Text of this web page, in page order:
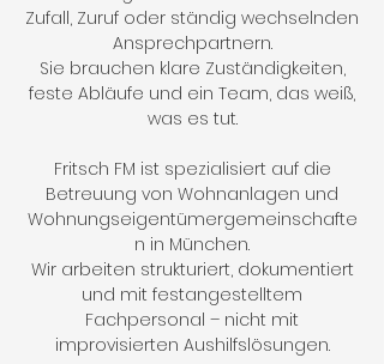
Zufall, Zuruf oder ständig wechselnden
Ansprechpartnern.
Sie brauchen klare Zuständigkeiten,
feste Abläufe und ein Team, das weiß,
was es tut.
Fritsch FM ist spezialisiert auf die
Betreuung von Wohnanlagen und
Wohnungseigentümergemeinschafte
n in München.
Wir arbeiten strukturiert, dokumentiert
und mit festangestelltem
Fachpersonal – nicht mit
improvisierten Aushilfslösungen.